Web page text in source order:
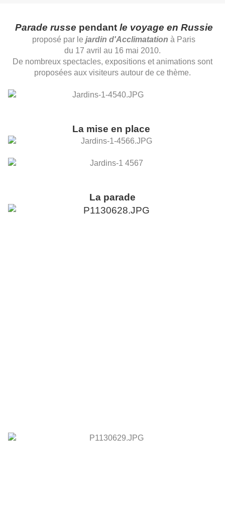
Parade russe pendant le voyage en Russie
proposé par le jardin d'Acclimatation à Paris
du 17 avril au 16 mai 2010.
De nombreux spectacles, expositions et animations sont
proposées aux visiteurs autour de ce thème.
La mise en place
La parade